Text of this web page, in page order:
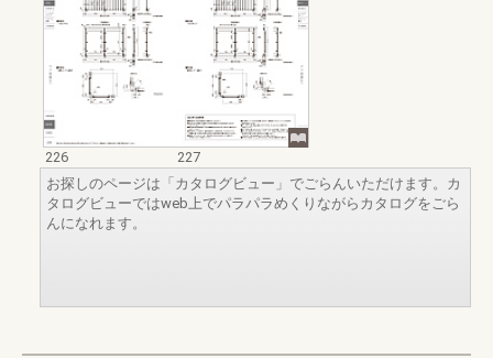
226
227
お探しのページは「カタログビュー」でごらんいただけます。カ
タログビューではweb上でパラパラめくりながらカタログをごら
んになれます。